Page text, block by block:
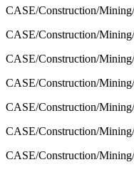
CASE/Construction/
CASE/Construction/
CASE/Construction/
CASE/Construction/
CASE/Construction/
CASE/Construction/
CASE/Construction/